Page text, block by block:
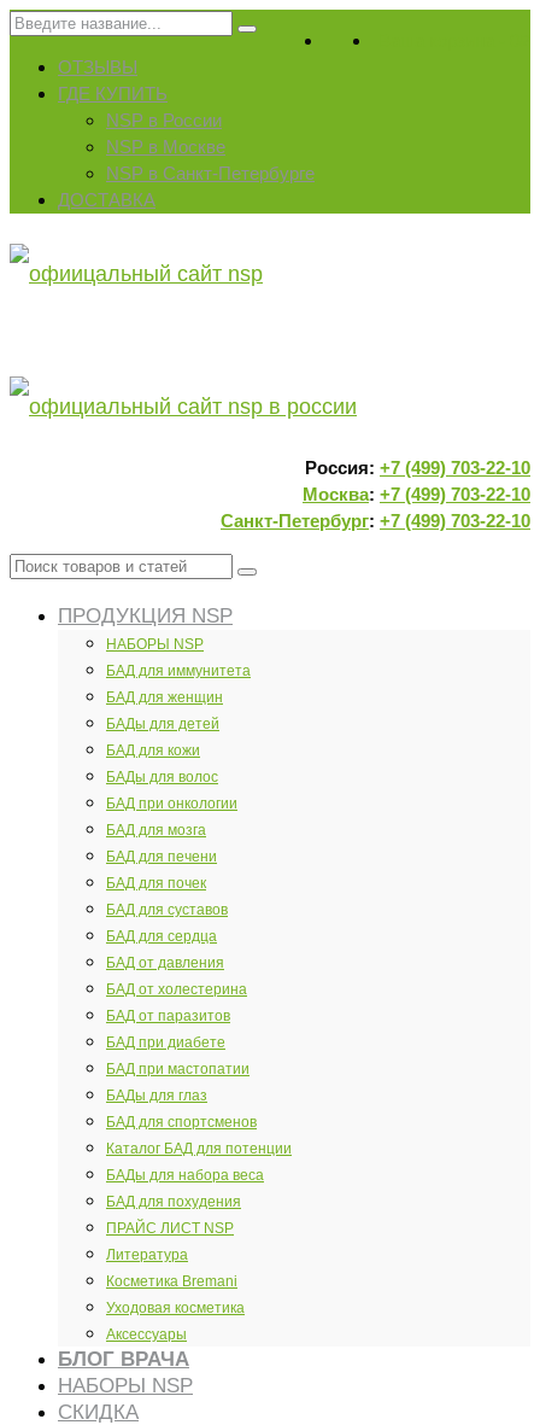
Искать:
ОТЗЫВЫ
ГДЕ КУПИТЬ
NSP в России
NSP в Москве
NSP в Санкт-Петербурге
ДОСТАВКА
Россия: +7 (499) 703-22-10
Москва: +7 (499) 703-22-10
Санкт-Петербург: +7 (499) 703-22-10
Поиск
ПРОДУКЦИЯ NSP
НАБОРЫ NSP
БАД для иммунитета
БАД для женщин
БАДы для детей
БАД для кожи
БАДы для волос
БАД при онкологии
БАД для мозга
БАД для печени
БАД для почек
БАД для суставов
БАД для сердца
БАД от давления
БАД от холестерина
БАД от паразитов
БАД при диабете
БАД при мастопатии
БАДы для глаз
БАД для спортсменов
Каталог БАД для потенции
БАДы для набора веса
БАД для похудения
ПРАЙС ЛИСТ NSP
Литература
Косметика Bremani
Уходовая косметика
Аксессуары
БЛОГ ВРАЧА
НАБОРЫ NSP
СКИДКА